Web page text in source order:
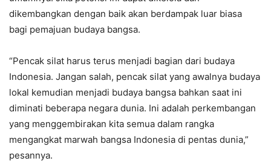
dikembangkan dengan baik akan berdampak luar biasa
bagi pemajuan budaya bangsa.
“Pencak silat harus terus menjadi bagian dari budaya
Indonesia. Jangan salah, pencak silat yang awalnya budaya
lokal kemudian menjadi budaya bangsa bahkan saat ini
diminati beberapa negara dunia. Ini adalah perkembangan
yang menggembirakan kita semua dalam rangka
mengangkat marwah bangsa Indonesia di pentas dunia,”
pesannya.